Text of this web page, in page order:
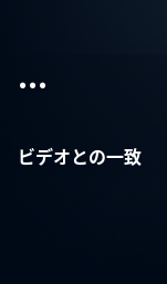
...
ビデオとの一致